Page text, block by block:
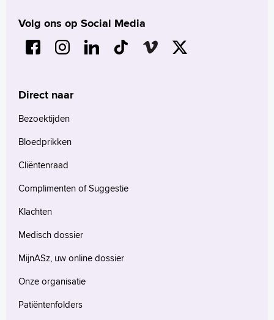
Volg ons op Social Media
Direct naar
Bezoektijden
Bloedprikken
Cliëntenraad
Complimenten of Suggestie
Klachten
Medisch dossier
MijnASz, uw online dossier
Onze organisatie
Patiëntenfolders